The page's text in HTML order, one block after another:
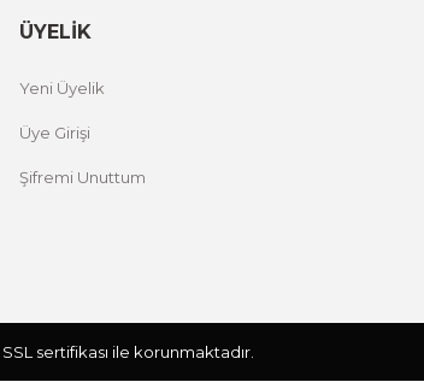
ÜYELİK
Yeni Üyelik
Üye Girişi
Şifremi Unuttum
sertifikası ile korunmaktadır.